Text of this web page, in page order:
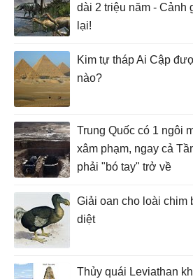
dài 2 triệu năm - Cảnh
lại!
Kim tự tháp Ai Cập
nào?
Trung Quốc có 1 ngôi
xâm phạm, ngay cả
phải "bó tay" trở về
Giải oan cho loài chim
diệt
Thủy quái Leviathan